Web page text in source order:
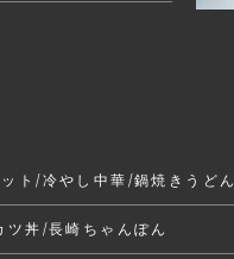
ト/冷やし中華/鍋焼きうどん
ツ丼/長崎ちゃんぽん